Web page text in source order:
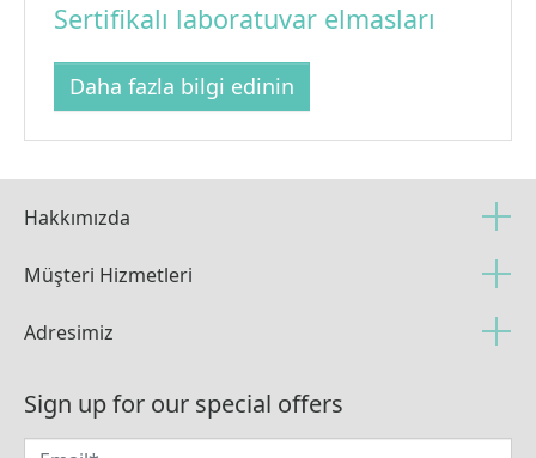
Sertifikalı laboratuvar elmasları
Daha fazla bilgi edinin
Hakkımızda
Müşteri Hizmetleri
Adresimiz
Sign up for our special offers